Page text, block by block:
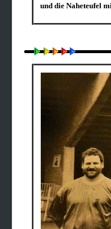
und die Naheteufel